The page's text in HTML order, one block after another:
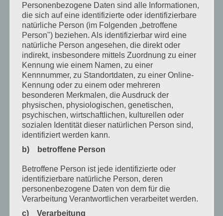
Juli 2020
Juni 2020
Mai 2020
April 2020
März 2020
Februar 2020
Januar 2020
Oktober 2019
August 2019
Personenbezogene Daten sind alle Informationen,
die sich auf eine identifizierte oder identifizierbare
natürliche Person (im Folgenden „betroffene
Person") beziehen. Als identifizierbar wird eine
natürliche Person angesehen, die direkt oder
indirekt, insbesondere mittels Zuordnung zu einer
Kennung wie einem Namen, zu einer
Kennnummer, zu Standortdaten, zu einer Online-
Kennung oder zu einem oder mehreren
besonderen Merkmalen, die Ausdruck der
physischen, physiologischen, genetischen,
psychischen, wirtschaftlichen, kulturellen oder
sozialen Identität dieser natürlichen Person sind,
identifiziert werden kann.
b) betroffene Person
Betroffene Person ist jede identifizierte oder
identifizierbare natürliche Person, deren
personenbezogene Daten von dem für die
Verarbeitung Verantwortlichen verarbeitet werden.
c) Verarbeitung